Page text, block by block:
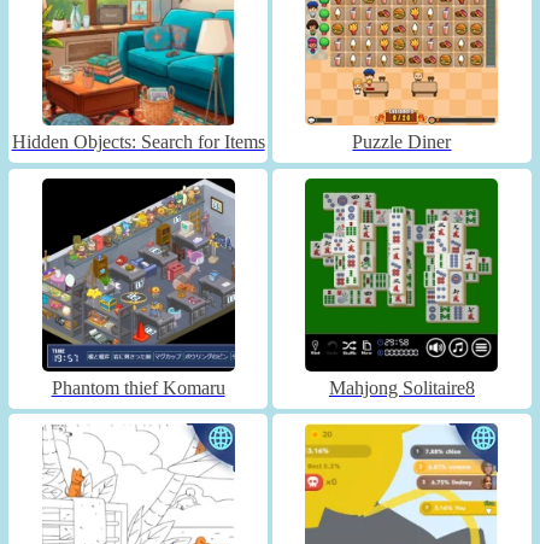
Hidden Objects: Search for Items Puzzle Diner
Phantom thief Komaru Mahjong Solitaire8